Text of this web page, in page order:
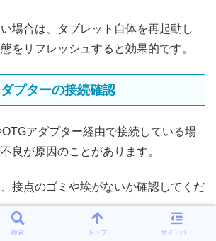
場合は、タブレット自体を再起動し
をリフレッシュすると効果的です。
プターの接続確認
アダプター経由で接続している場
良が原因のことがあります。
接点のゴミや埃がないか確認してくだ
検索 トップ サイドバー